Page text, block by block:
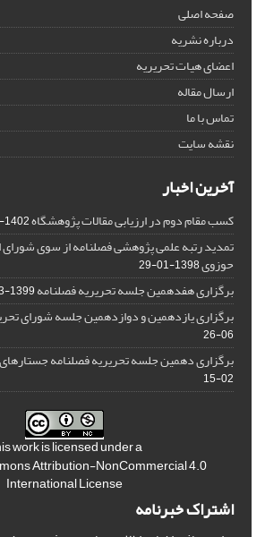
صفحه اصلی
درباره نشریه
اعضای هیات تحریریه
ارسال مقاله
تماس با ما
نقشه سایت
آخرین اخبار
کسب مقام دوم در ارزیابی مقالات پژوهشگاه1402-10-01
تمدید رتبه علمی پژوهشی فصلنامه از سوی
حوزوی1398-01-29
برگزاری هفدهمین جلسه تحریریه فصلنامه1399-03-24
برگزاری یازدهمین و دوازدهمین جلسه شورای
06-26
برگزاری دهمین جلسه تحریریه فصلنامه
02-15
work is licensed under a
Attribution-NonCommercial 4.0
International License
اشتراک خبرنامه